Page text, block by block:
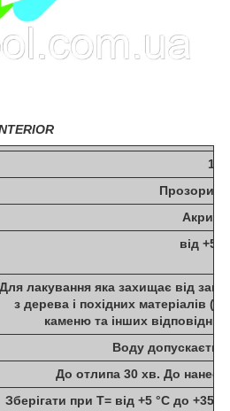
1л/
Прозорий,
від +5
Для лакування яка захищає від
з дерева і похідних матеріалів
каменю та інших
Воду
До отлипа 30 хв. До
Зберігати при Т= від +5 °С до +35